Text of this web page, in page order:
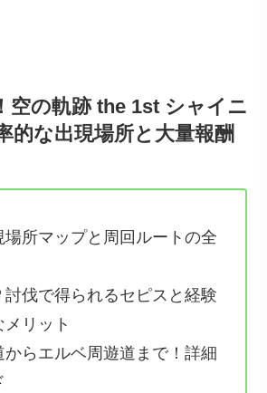
空の軌跡 the 1st シャイニ
的な出現場所と大量報酬
場所マップと周回ルートの全
討伐で得られるセピスと経験
リット
からエルベ周遊道まで！詳細